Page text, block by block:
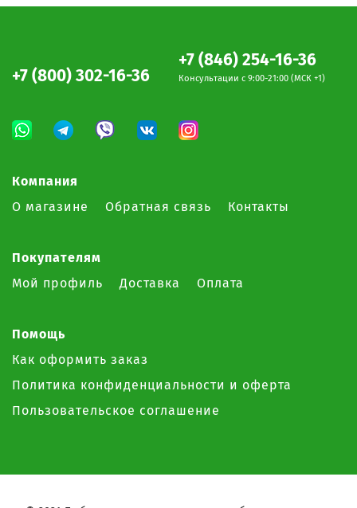
Компания
О магазине
Обратная связь Контакты
Покупателям
Мой профиль
Доставка Оплата
Помощь
Как оформить заказ
Политика конфиденциальности и оферта
Пользовательское соглашение
+7 (800) 302-16-36
+7 (846) 254-16-36
Консультации c 9:00-21:00 (МСК +1)